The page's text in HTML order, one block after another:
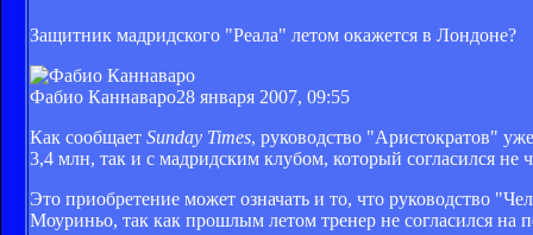
Защитник мадридского "Реала" летом окажется в Лондоне?
Фабио Каннаваро28 января 2007, 09:55
Как сообщает Sunday Times, руководство "Аристократов"
3,4 млн, так и с мадридским клубом, который согласился не
Это приобретение может означать и то, что руководство
Моуриньо, так как прошлым летом тренер не согласился на